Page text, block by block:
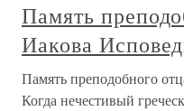
Память
Иакова
Память преподобного
Когда нечестивый